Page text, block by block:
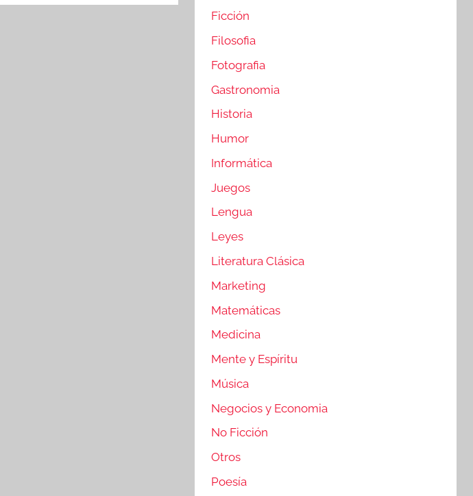
Ficción
Filosofia
Fotografia
Gastronomia
Historia
Humor
Informática
Juegos
Lengua
Leyes
Literatura Clásica
Marketing
Matemáticas
Medicina
Mente y Espíritu
Música
Negocios y Economia
No Ficción
Otros
Poesía